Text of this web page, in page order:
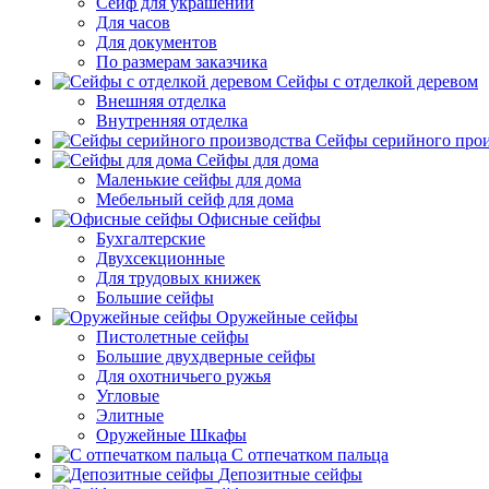
Для часов
Для документов
По размерам заказчика
Сейфы с отделкой деревом
Внешняя отделка
Внутренняя отделка
Сейфы серийного
Сейфы для дома
Маленькие сейфы для дома
Мебельный сейф для дома
Офисные сейфы
Бухгалтерские
Двухсекционные
Для трудовых книжек
Большие сейфы
Оружейные сейфы
Пистолетные сейфы
Большие двухдверные сейфы
Для охотничьего ружья
Угловые
Элитные
Оружейные Шкафы
С отпечатком пальца
Депозитные сейфы